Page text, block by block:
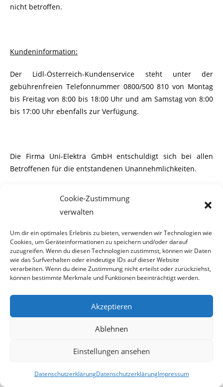
Cookie-Zustimmung
verwalten
Um dir ein optimales Erlebnis zu bieten, verwenden wir Technologien wie
Cookies, um Geräteinformationen zu speichern und/oder darauf
zuzugreifen. Wenn du diesen Technologien zustimmst, können wir Daten
wie das Surfverhalten oder eindeutige IDs auf dieser Website
verarbeiten. Wenn du deine Zustimmung nicht erteilst oder zurückziehst,
können bestimmte Merkmale und Funktionen beeinträchtigt werden.
Akzeptieren
Ablehnen
Einstellungen ansehen
DatenschutzerklärungDatenschutzerklärungImpressum
nicht betroffen.
Kundeninformation:
Der Lidl-Österreich-Kundenservice steht unter der
gebührenfreien Telefonnummer 0800/500 810 von Montag
bis Freitag von 8:00 bis 18:00 Uhr und am Samstag von 8:00
bis 17:00 Uhr ebenfalls zur Verfügung.
Die Firma Uni-Elektra GmbH entschuldigt sich bei allen
Betroffenen für die entstandenen Unannehmlichkeiten.
2017-10-13
13. Oktober 2017
Bild der Woche 11/2015